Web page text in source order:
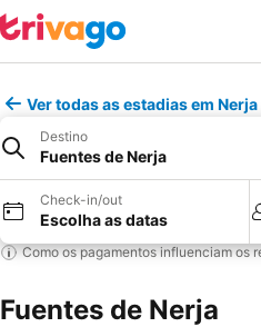
Ver todas as estadias em Nerja
Destino
Fuentes de Nerja
Check-in/out
Escolha as datas
Como os pagamentos influenciam os
Fuentes de Nerja